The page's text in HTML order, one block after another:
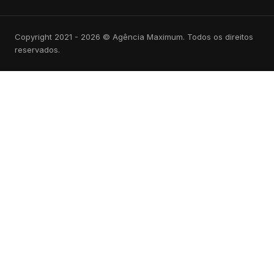
Copyright 2021 - 2026 © Agência Maximum. Todos os direitos
reservados.